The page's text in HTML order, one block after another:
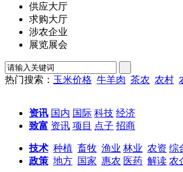
供应大厅
求购大厅
涉农企业
展览展会
热门搜索： 玉米价格 牛羊肉 茶农 农村
资讯 国内 国际 科技 经济
致富 资讯 项目 点子 招商
技术 种植 畜牧 渔业 林业 农资 综
政策 地方 国家 惠农 医药 解读 农